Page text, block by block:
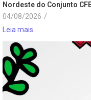
Nordeste do Conjunto
04/08/2026 /
Leia mais